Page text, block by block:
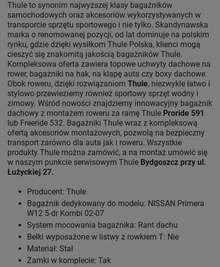
Thule to synonim najwyższej klasy bagażników
samochodowych oraz akcesoriów wykorzystywanych w
transporcie sprzętu sportowego i nie tylko. Skandynawska
marka o renomowanej pozycji, od lat dominuje na polskim
rynku, gdzie dzięki wysiłkom Thule Polska, klienci mogą
cieszyć się znakomitą jakością bagażników Thule.
Kompleksowa oferta zawiera topowe uchwyty dachowe na
rower, bagażniki na hak, na klapę auta czy boxy dachowe.
Obok roweru, dzięki rozwiązaniom Thule, niezwykle łatwo i
stylowo przewieziemy również sportowy sprzęt wodny i
zimowy. Wśród nowości znajdziemy innowacyjny bagażnik
dachowy z montażem roweru za ramę Thule Proride 591
lub Freeride 532. Bagażniki Thule wraz z kompleksową
ofertą akcesoriów montażowych, pozwolą na bezpieczny
transport zarówno dla auta jak i roweru. Wszystkie
produkty Thule można zamówić, a na montaż umówić się
w naszym punkcie serwisowym Thule Bydgoszcz przy ul.
Łużyckiej 27.
Producent: Thule
Bagażnik dedykowany do modelu: NISSAN Primera
W12 5-dr Kombi 02-07
System mocowania bagażnika: Rant dachu
Belki wyposażone w listwy z rowkiem T: Nie
Materiał: Stal
Zamki w komplecie: Tak